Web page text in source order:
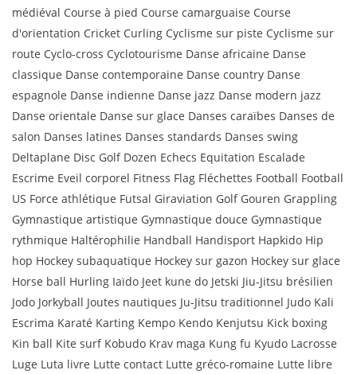
médiéval Course à pied Course camarguaise Course
d'orientation Cricket Curling Cyclisme sur piste Cyclisme sur
route Cyclo-cross Cyclotourisme Danse africaine Danse
classique Danse contemporaine Danse country Danse
espagnole Danse indienne Danse jazz Danse modern jazz
Danse orientale Danse sur glace Danses caraïbes Danses de
salon Danses latines Danses standards Danses swing
Deltaplane Disc Golf Dozen Echecs Equitation Escalade
Escrime Eveil corporel Fitness Flag Fléchettes Football Football
US Force athlétique Futsal Giraviation Golf Gouren Grappling
Gymnastique artistique Gymnastique douce Gymnastique
rythmique Haltérophilie Handball Handisport Hapkido Hip
hop Hockey subaquatique Hockey sur gazon Hockey sur glace
Horse ball Hurling Iaïdo Jeet kune do Jetski Jiu-Jitsu brésilien
Jodo Jorkyball Joutes nautiques Ju-Jitsu traditionnel Judo Kali
Escrima Karaté Karting Kempo Kendo Kenjutsu Kick boxing
Kin ball Kite surf Kobudo Krav maga Kung fu Kyudo Lacrosse
Luge Luta livre Lutte contact Lutte gréco-romaine Lutte libre